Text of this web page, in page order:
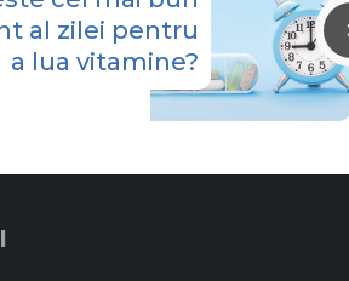
al zilei pentru
a lua vitamine?